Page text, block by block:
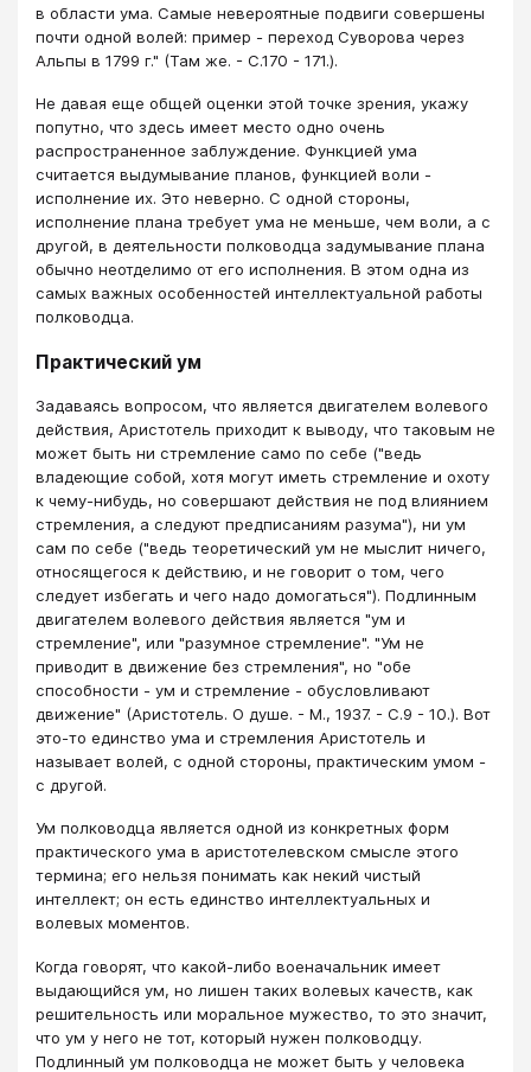
в области ума. Самые невероятные подвиги совершены
почти одной волей: пример - переход Суворова через
Альпы в 1799 г." (Там же. - С.170 - 171.).
Не давая еще общей оценки этой точке зрения, укажу
попутно, что здесь имеет место одно очень
распространенное заблуждение. Функцией ума
считается выдумывание планов, функцией воли -
исполнение их. Это неверно. С одной стороны,
исполнение плана требует ума не меньше, чем воли, а с
другой, в деятельности полководца задумывание плана
обычно неотделимо от его исполнения. В этом одна из
самых важных особенностей интеллектуальной работы
полководца.
Практический ум
Задаваясь вопросом, что является двигателем волевого
действия, Аристотель приходит к выводу, что таковым не
может быть ни стремление само по себе ("ведь
владеющие собой, хотя могут иметь стремление и охоту
к чему-нибудь, но совершают действия не под влиянием
стремления, а следуют предписаниям разума"), ни ум
сам по себе ("ведь теоретический ум не мыслит ничего,
относящегося к действию, и не говорит о том, чего
следует избегать и чего надо домогаться"). Подлинным
двигателем волевого действия является "ум и
стремление", или "разумное стремление". "Ум не
приводит в движение без стремления", но "обе
способности - ум и стремление - обусловливают
движение" (Аристотель. О душе. - М., 1937. - С.9 - 10.). Вот
это-то единство ума и стремления Аристотель и
называет волей, с одной стороны, практическим умом -
с другой.
Ум полководца является одной из конкретных форм
практического ума в аристотелевском смысле этого
термина; его нельзя понимать как некий чистый
интеллект; он есть единство интеллектуальных и
волевых моментов.
Когда говорят, что какой-либо военачальник имеет
выдающийся ум, но лишен таких волевых качеств, как
решительность или моральное мужество, то это значит,
что ум у него не тот, который нужен полководцу.
Подлинный ум полководца не может быть у человека